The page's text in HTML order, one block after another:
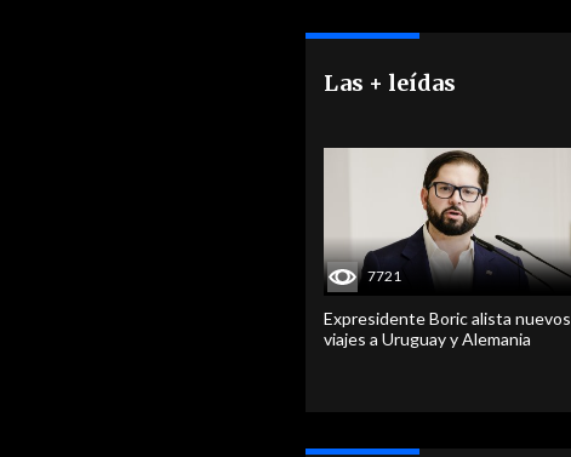
Las + leídas
7721
Expresidente Boric alista nuevos
viajes a Uruguay y Alemania